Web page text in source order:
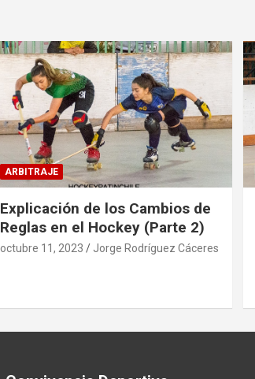
ARBITRAJE
Explicación de los Cambios de
Reglas en el Hockey (Parte 2)
octubre 11, 2023 Jorge Rodríguez Cáceres